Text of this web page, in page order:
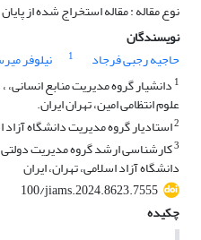
نوع مقاله : مقاله استخراج شده از
نویسندگان
حاجیه رجبی فرجاد
1 نیلوفر
1 دانشیار گروه مدیریت منابع
علوم انتظامی امین، تهران ایران.
2استادیار گروه مدیریت دانشگاه
3کارشناسی ارشد گروه مدیریت
دانشگاه آزاد اسلامی، تهران، ایران
100/jiams.2024.8623.7555
چکیده